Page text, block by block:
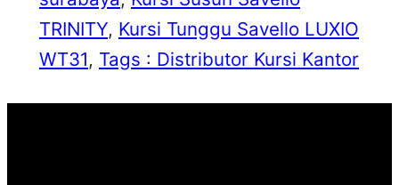
TRINITY, Kursi Tunggu Savello LUXIO
WT31, Tags : Distributor Kursi Kantor